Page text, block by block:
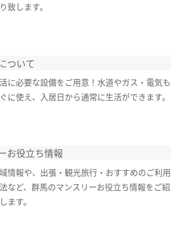
致します。
ついて
に必要な設備をご用意！水道やガス・電気も
に使え、入居日から通常に生活ができます。
お役立ち情報
情報や、出張・観光旅行・おすすめのご利用
など、群馬のマンスリーお役立ち情報をご紹
ます。